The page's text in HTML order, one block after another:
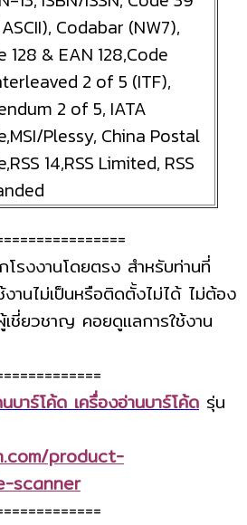
Codabar (NW7),
128 & EAN 128,Code
2 of 5 (ITF),
2 of 5, IATA
Plessy, China Postal
14,RSS Limited, RSS
กโรงงานโดยตรง สำหรับท่านที่
านไม่เป็นหรือติดตั้งไม่ได้ ไม่ต้อง
เชี่ยวชาญ คอยดูแลการใช้งาน
บาร์โค้ด เครื่องอ่านบาร์โค้ด รุ่น
product-
scanner